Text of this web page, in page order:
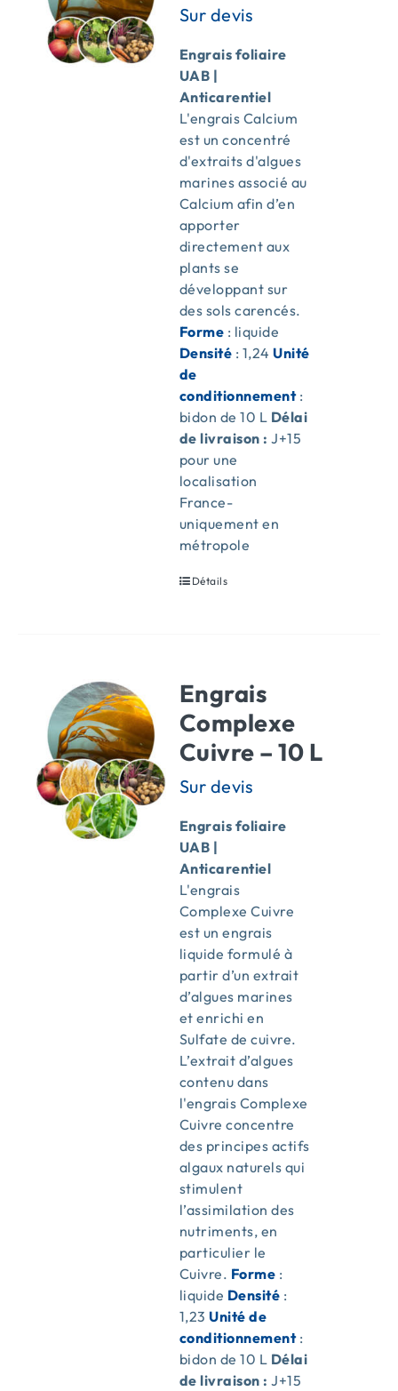
Engrais foliaire
UAB |
Anticarentiel
L'engrais Calcium
est un concentré
d'extraits d'algues
marines associé au
Calcium afin d’en
apporter
directement aux
plants se
développant sur
des sols carencés.
Forme : liquide
Densité : 1,24Unité
de
conditionnement:
bidon de 10 L Délai
de livraison : J+15
pour une
localisation
France-
uniquement en
métropole
Détails
Engrais
Complexe
Cuivre – 10 L
Engrais foliaire
UAB |
Anticarentiel
L'engrais
Complexe Cuivre
est un engrais
liquide formulé à
partir d’un extrait
d’algues marines
et enrichi en
Sulfate de cuivre.
L’extrait d’algues
contenu dans
l'engrais Complexe
Cuivre concentre
des principes actifs
algaux naturels qui
stimulent
l’assimilation des
nutriments, en
particulier le
Cuivre. Forme :
liquide Densité :
1,23Unité de
conditionnement:
bidon de 10 L Délai
de livraison : J+15